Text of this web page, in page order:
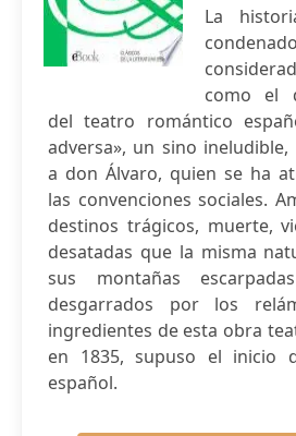
La
como el
del teatro romántico
adversa», un sino
a don Álvaro, quien se ha
las convenciones sociales.
destinos trágicos, muerte,
desatadas que la misma
sus montañas
desgarrados por los
ingredientes de esta obra
en 1835, supuso el inicio
español.